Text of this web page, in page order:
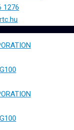
1276